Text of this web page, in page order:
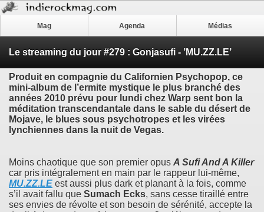
Mag Agenda Médias
Le streaming du jour #279 : Gonjasufi - ’MU.ZZ.LE’
Produit en compagnie du Californien Psychopop, ce
mini-album de l’ermite mystique le plus branché des
années 2010 prévu pour lundi chez Warp sent bon la
méditation transcendantale dans le sable du désert de
Mojave, le blues sous psychotropes et les virées
lynchiennes dans la nuit de Vegas.
Moins chaotique que son premier opus A Sufi And A Killer
car pris intégralement en main par le rappeur lui-même,
MU.ZZ.LE est aussi plus dark et planant à la fois, comme
s’il avait fallu que Sumach Ecks, sans cesse tiraillé entre
ses envies de révolte et son besoin de sérénité, accepte la